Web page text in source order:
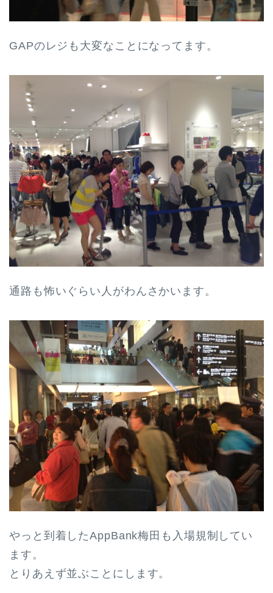
GAPのレジも大変なことになってます。
通路も怖いぐらい人がわんさかいます。
やっと到着したAppBank梅田も入場規制してい
ます。
とりあえず並ぶことにします。